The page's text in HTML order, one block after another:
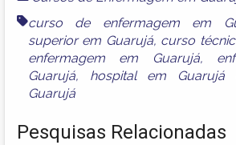
curso de enfermagem em
superior em Guarujá, curso
enfermagem em Guarujá,
Guarujá, hospital em Guarujá
Guarujá
Pesquisas Relacionadas